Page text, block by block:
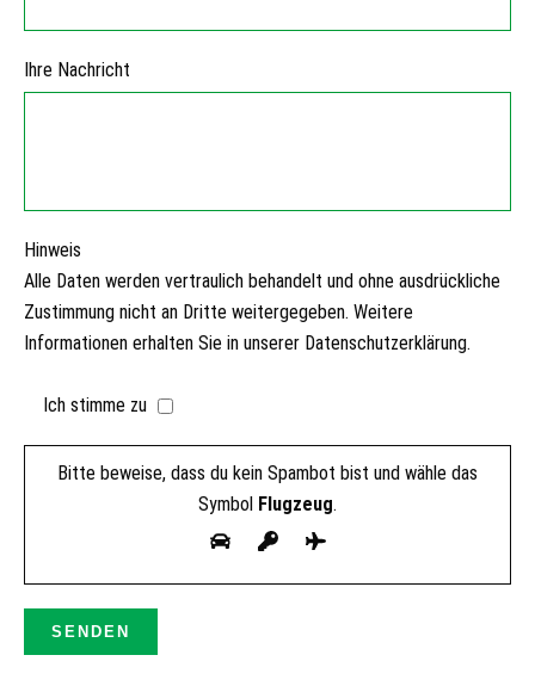
Ihre Nachricht
Hinweis
Alle Daten werden vertraulich behandelt und ohne ausdrückliche
Zustimmung nicht an Dritte weitergegeben. Weitere
Informationen erhalten Sie in unserer Datenschutzerklärung.
Ich stimme zu
Bitte beweise, dass du kein Spambot bist und wähle das
Symbol Flugzeug.